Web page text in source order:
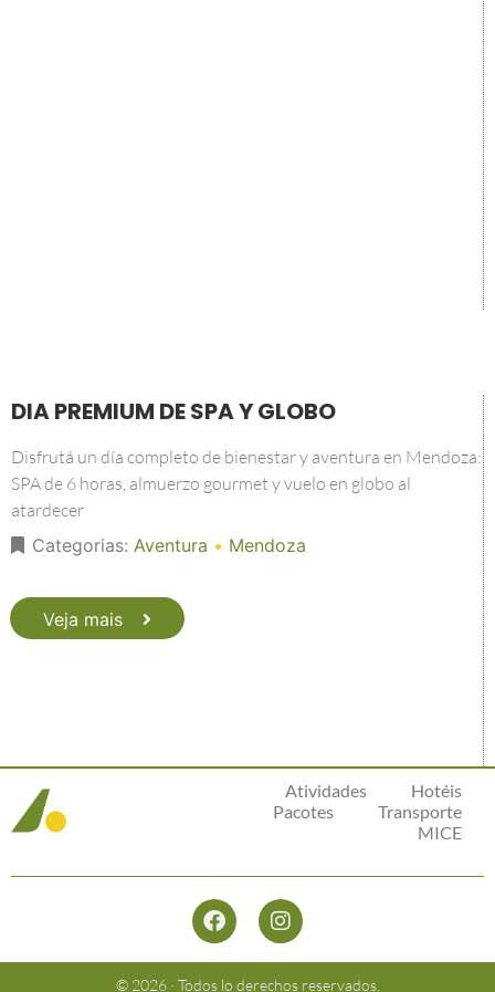
DIA PREMIUM DE SPA Y GLOBO
Disfrutá un día completo de bienestar y aventura en Mendoza:
SPA de 6 horas, almuerzo gourmet y vuelo en globo al
atardecer
Categorias: Aventura • Mendoza
Veja mais
Atividades
Hotéis
Pacotes
Transporte
MICE
© 2026 · Todos lo derechos reservados.